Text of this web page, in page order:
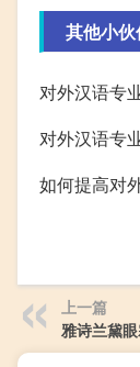
其他小伙
对外汉语专
对外汉语专
如何提高对
上一篇
雅诗兰黛